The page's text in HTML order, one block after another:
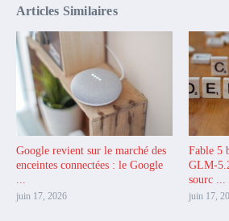
Articles Similaires
Google revient sur le marché des
enceintes connectées : le Google
juin 17, 2026
Fable 5
GLM-
sourc ...
juin 17,